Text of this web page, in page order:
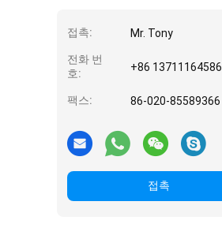
접촉: Mr. Tony
전화 번
호:
+86 13711164586
팩스: 86-020-85589366
접촉